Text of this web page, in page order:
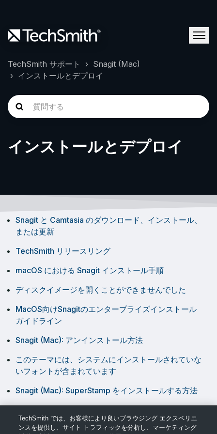
TechSmith サポート
Snagit (Mac)
インストールとデプロイ
インストールとデプロイ
Snagit と Camtasia のダウンロード、インストール、
または更新
TechSmith リリースリング
macOS における Snagit インストール手順
ディスクイメージを開くことができませんでした
MacOS向けSnagitのエンタープライズインストール
ガイドライン
Snagit (Mac): アンインストール方法
このテーマには、システムにインストールされていな
いフォントが含まれています
Snagit (Mac): SuperStamp をインストールする方法
完全なため開けません
TechSmith では、お客様により良いブラウジング エクスペリエ
ンスを提供し、サイト トラフィックを分析し、マーケティング